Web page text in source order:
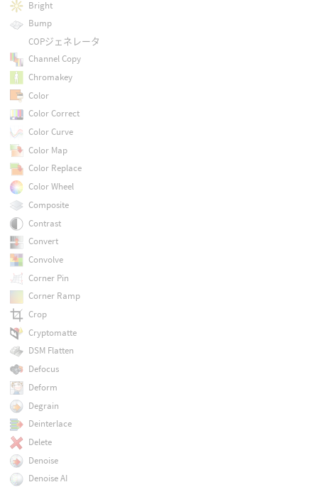
Bright
Bump
COPジェネレータ
Channel Copy
Chromakey
Color
Color Correct
Color Curve
Color Map
Color Replace
Color Wheel
Composite
Contrast
Convert
Convolve
Corner Pin
Corner Ramp
Crop
Cryptomatte
DSM Flatten
Defocus
Deform
Degrain
Deinterlace
Delete
Denoise
Denoise AI